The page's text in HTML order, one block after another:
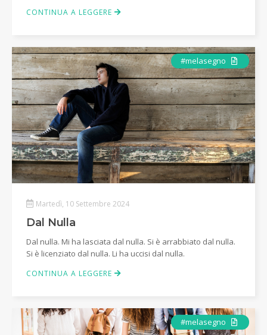
CONTINUA A LEGGERE
#melasegno Articolo
Martedì, 10 Settembre 2024
Dal Nulla
Dal nulla. Mi ha lasciata dal nulla. Si è arrabbiato dal nulla.
Si è licenziato dal nulla. Li ha uccisi dal nulla.
CONTINUA A LEGGERE
#melasegno Articolo